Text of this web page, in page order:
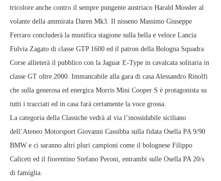
tricolore anche contro il sempre pungente austriaco Harald Mossler al
volante della ammirata Daren Mk3. Il nisseno Massimo Giuseppe
Ferraro concluderà la munifica stagione sulla bella e veloce Lancia
Fulvia Zagato di classe GTP 1600 ed il patron della Bologna Squadra
Corse allieterà il pubblico con la Jaguar E-Type in cavalcata solitaria in
classe GT oltre 2000. Immancabile alla gara di casa Alessandro Rinolfi
che sulla generosa ed energica Morris Mini Cooper S è protagonista su
tutti i tracciati ed in casa farà certamente la voce grossa.
La categoria della Classiche vedrà al via l’inossidabile siciliano
dell’Ateneo Motorsport Giovanni Cassibba sulla fidata Osella PA 9/90
BMW e ci saranno altri pluri campioni come il bolognese Filippo
Caliceti ed il fiorentino Stefano Peroni, entrambi sulle Osella PA 20/s
di famiglia.